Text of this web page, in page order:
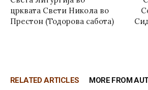
црквата Свети Никола во
Престон (Тодорова сабота)
RELATED ARTICLES MORE FROM